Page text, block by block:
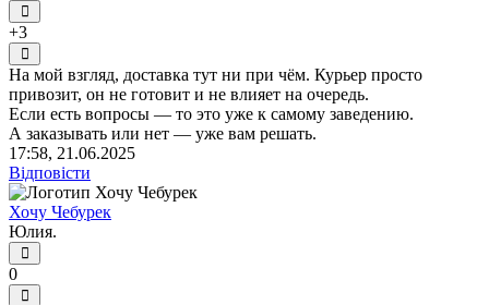
+3
На мой взгляд, доставка тут ни при чём. Курьер просто
привозит, он не готовит и не влияет на очередь.
Если есть вопросы — то это уже к самому заведению.
А заказывать или нет — уже вам решать.
17:58, 21.06.2025
Відповісти
Хочу Чебурек
Юлия.
0